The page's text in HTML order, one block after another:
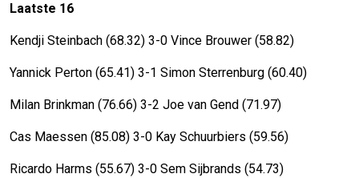
Laatste 16
Kendji Steinbach (68.32) 3-0 Vince Brouwer (58.82)
Yannick Perton (65.41) 3-1 Simon Sterrenburg (60.40)
Milan Brinkman (76.66) 3-2 Joe van Gend (71.97)
Cas Maessen (85.08) 3-0 Kay Schuurbiers (59.56)
Ricardo Harms (55.67) 3-0 Sem Sijbrands (54.73)